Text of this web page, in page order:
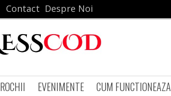
Contact Despre Noi
ROCHII EVENIMENTE CUM FUNCTIONEAZA